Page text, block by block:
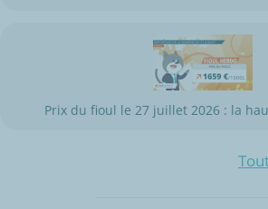
Prix du fioul le 27 juillet 2026 : la